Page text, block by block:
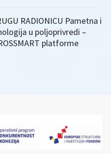
RADIONICU Pametna i
u poljoprivredi –
platforme